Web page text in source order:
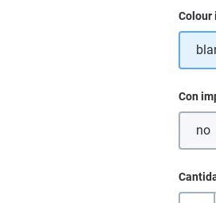
Colour
Con
no